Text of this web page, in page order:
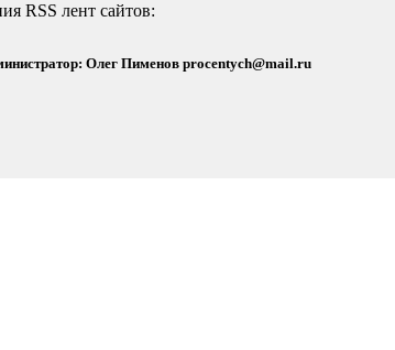
RSS лент сайтов:
Олег Пименовprocentych@mail.ru